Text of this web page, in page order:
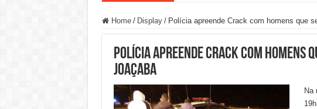
Home / Display / Polícia apreende Crack com homens que
Polícia apreende Crack com homens
Joaçaba
Na